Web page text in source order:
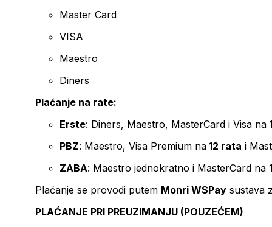
Master Card
VISA
Maestro
Diners
Plaćanje na rate:
Erste: Diners, Maestro, MasterCard i Visa na
PBZ: Maestro, Visa Premium na 12 rata i
ZABA: Maestro jednokratno i MasterCard na
Plaćanje se provodi putem Monri WSPay sustava
PLAĆANJE PRI PREUZIMANJU (POUZEĆEM)